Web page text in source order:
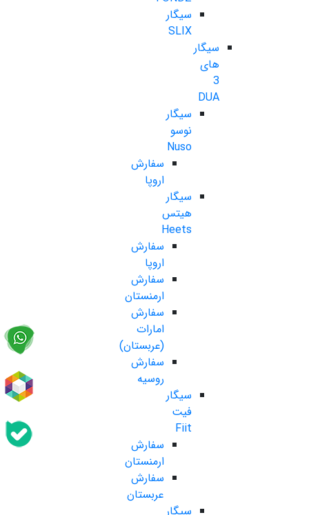
سیگار
SLIX
سیگار
های
3
DUA
سیگار
نوسو
Nuso
سفارش
اروپا
سیگار
هیتس
Heets
سفارش
اروپا
سفارش
ارمنستان
سفارش
امارات
(عربستان)
سفارش
روسیه
سیگار
فیت
Fiit
سفارش
ارمنستان
سفارش
عربستان
سیگار